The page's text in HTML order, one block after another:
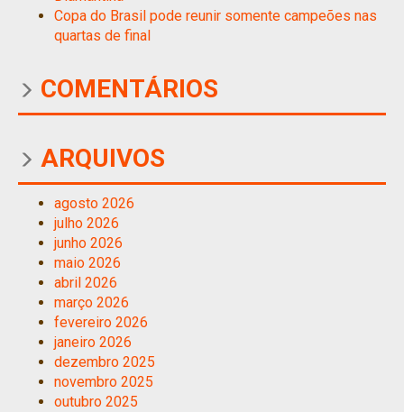
Copa do Brasil pode reunir somente campeões nas
quartas de final
COMENTÁRIOS
ARQUIVOS
agosto 2026
julho 2026
junho 2026
maio 2026
abril 2026
março 2026
fevereiro 2026
janeiro 2026
dezembro 2025
novembro 2025
outubro 2025